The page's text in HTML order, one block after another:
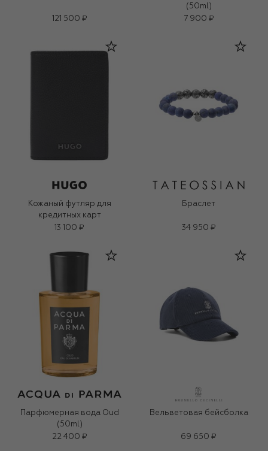
121 500 ₽
(50ml)
7 900 ₽
Кожаный футляр для
кредитных карт
13 100 ₽
Браслет
34 950 ₽
Парфюмерная вода Oud
(50ml)
22 400 ₽
Вельветовая бейсболка
69 650 ₽